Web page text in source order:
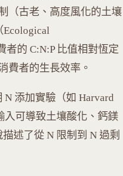
（古老、高度風化的土壤
Ecological
的 C:N:P 比值相對恆定
費者的生長效率。
添加實驗（如 Harvard
入可導致土壤酸化、鈣鎂
述了從 N 限制到 N 過剩